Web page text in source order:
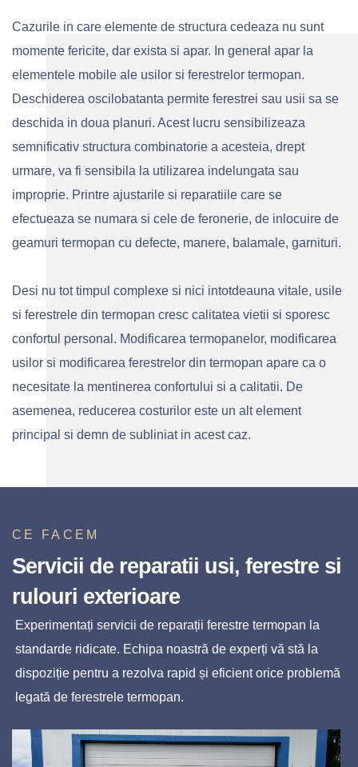
Cazurile in care elemente de structura cedeaza nu sunt
momente fericite, dar exista si apar. In general apar la
elementele mobile ale usilor si ferestrelor termopan.
Deschiderea oscilobatanta permite ferestrei sau usii sa se
deschida in doua planuri. Acest lucru sensibilizeaza
semnificativ structura combinatorie a acesteia, drept
urmare, va fi sensibila la utilizarea indelungata sau
improprie. Printre ajustarile si reparatiile care se
efectueaza se numara si cele de feronerie, de inlocuire de
geamuri termopan cu defecte, manere, balamale, garnituri.
Desi nu tot timpul complexe si nici intotdeauna vitale, usile
si ferestrele din termopan cresc calitatea vietii si sporesc
confortul personal. Modificarea termopanelor, modificarea
usilor si modificarea ferestrelor din termopan apare ca o
necesitate la mentinerea confortului si a calitatii. De
asemenea, reducerea costurilor este un alt element
principal si demn de subliniat in acest caz.
CE FACEM
Servicii de reparatii usi, ferestre si
rulouri exterioare
Experimentați servicii de reparații ferestre termopan la
standarde ridicate. Echipa noastră de experți vă stă la
dispoziție pentru a rezolva rapid și eficient orice problemă
legată de ferestrele termopan.